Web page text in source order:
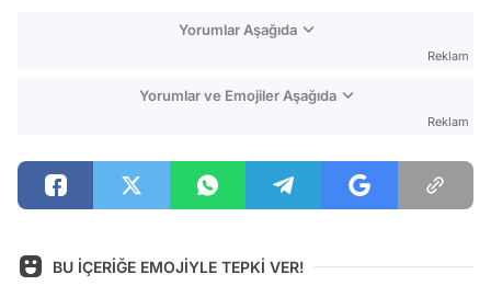
Yorumlar Aşağıda
Reklam
Yorumlar ve Emojiler Aşağıda
Reklam
BU İÇERİĞE EMOJİYLE TEPKİ VER!